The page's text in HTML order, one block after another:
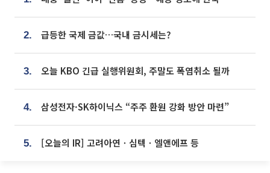
2. 급등한 국제 금값…국내 금시세는?
3. 오늘 KBO 긴급 실행위원회, 주말도 폭염취소 될까
4. 삼성전자·SK하이닉스 “주주 환원 강화 방안 마련”
5. [오늘의 IR] 고려아연ㆍ심텍ㆍ엘앤에프 등